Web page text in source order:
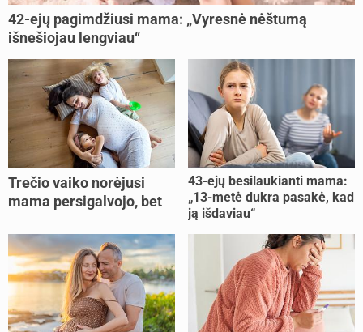
42-ejų pagimdžiusi mama: „Vyresnė nėštumą
išnešiojau lengviau“
Trečio vaiko norėjusi
mama persigalvojo, bet
šoke“
43-ejų besilaukianti mama:
„13-metė dukra pasakė, kad
ją išdaviau“